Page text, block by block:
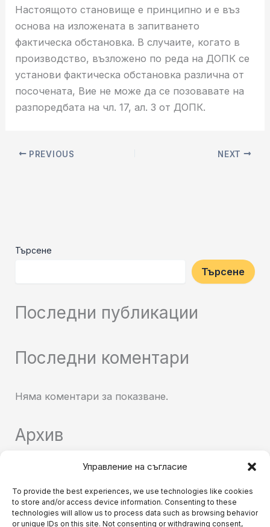
Управление на съгласие
To provide the best experiences, we use technologies like cookies
to store and/or access device information. Consenting to these
technologies will allow us to process data such as browsing behavior
or unique IDs on this site. Not consenting or withdrawing consent,
Настоящото становище е принципно и е въз
основа на изложената в запитването
фактическа обстановка. В случаите, когато в
производство, възложено по реда на ДОПК се
установи фактическа обстановка различна от
посочената, Вие не може да се позовавате на
разпоредбата на чл. 17, ал. 3 от ДОПК.
PREVIOUS NEXT
Търсене
Търсене
Последни публикации
Последни коментари
Няма коментари за показване.
Архив
Няма архиви за показване.
Категории